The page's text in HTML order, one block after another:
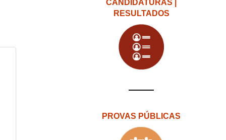
CANDIDATURAS |
RESULTADOS
PROVAS PÚBLICAS